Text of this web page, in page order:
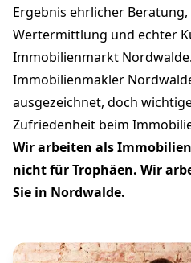
Ergebnis ehrlicher
Wertermittlung und echter
Immobilienmarkt
Immobilienmakler
ausgezeichnet, doch
Zufriedenheit beim
Wir arbeiten als
nicht für Trophäen. Wir
Sie in Nordwalde.